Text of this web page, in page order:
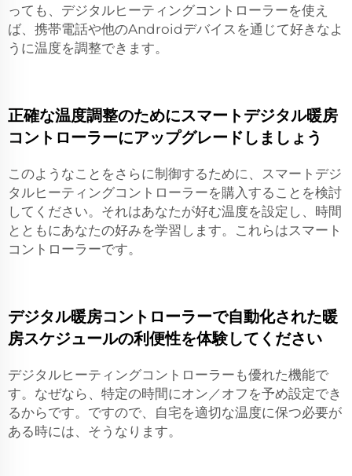
っても、デジタルヒーティングコントローラーを使え
ば、携帯電話や他のAndroidデバイスを通じて好きなよ
うに温度を調整できます。
正確な温度調整のためにスマートデジタル暖房
コントローラーにアップグレードしましょう
このようなことをさらに制御するために、スマートデジ
タルヒーティングコントローラーを購入することを検討
してください。それはあなたが好む温度を設定し、時間
とともにあなたの好みを学習します。これらはスマート
コントローラーです。
デジタル暖房コントローラーで自動化された暖
房スケジュールの利便性を体験してください
デジタルヒーティングコントローラーも優れた機能で
す。なぜなら、特定の時間にオン／オフを予め設定でき
るからです。ですので、自宅を適切な温度に保つ必要が
ある時には、そうなります。